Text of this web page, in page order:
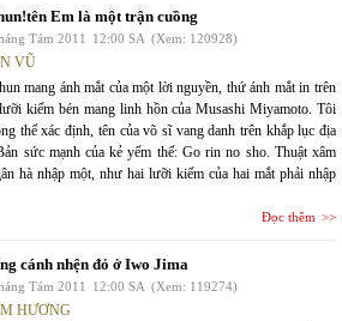
Em là một trận cuồng
Tám 2011 12:00 SA (Xem: 120928)
VŨ
mang ánh mắt của một lời nguyền, thứ ánh mắt in trên
kiếm bén mang linh hồn của Musashi Miyamoto. Tôi
thể xác định, tên của võ sĩ vang danh trên khắp lục địa
sức mạnh của kẻ yếm thế: Go rin no sho. Thuật xâm
hà nhập một, như hai lưỡi kiếm của hai mắt phải nhập
Đọc thêm
cánh nhện đỏ ở Iwo Jima
Tám 2011 12:00 SA (Xem: 119274)
HƯƠNG